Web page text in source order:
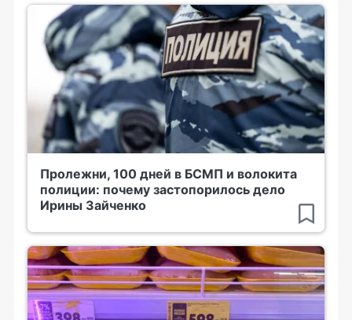
Пролежни, 100 дней в БСМП и волокита
полиции: почему застопорилось дело
Ирины Зайченко